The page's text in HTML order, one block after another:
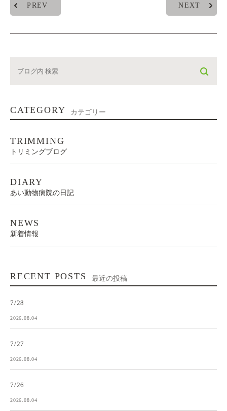
PREV NEXT
CATEGORY カテゴリー
TRIMMING
トリミングブログ
DIARY
あい動物病院の日記
NEWS
新着情報
RECENT POSTS 最近の投稿
7/28
2026.08.04
7/27
2026.08.04
7/26
2026.08.04